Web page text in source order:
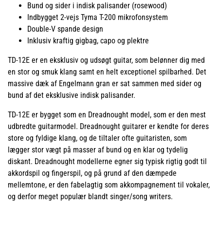
Bund og sider i indisk palisander (rosewood)
Indbygget 2-vejs Tyma T-200 mikrofonsystem
Double-V spande design
Inklusiv kraftig gigbag, capo og plektre
TD-12E er en eksklusiv og udsøgt guitar, som belønner dig med
en stor og smuk klang samt en helt exceptionel spilbarhed. Det
massive dæk af Engelmann gran er sat sammen med sider og
bund af det eksklusive indisk palisander.
TD-12E er bygget som en Dreadnought model, som er den mest
udbredte guitarmodel. Dreadnought guitarer er kendte for deres
store og fyldige klang, og de tiltaler ofte guitaristen, som
lægger stor vægt på masser af bund og en klar og tydelig
diskant. Dreadnought modellerne egner sig typisk rigtig godt til
akkordspil og fingerspil, og på grund af den dæmpede
mellemtone, er den fabelagtig som akkompagnement til vokaler,
og derfor meget populær blandt singer/song writers.